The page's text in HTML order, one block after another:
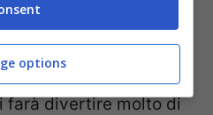
sportivo ci
Sono sicuro che da
Marc uscirà
farà divertire molto di
options